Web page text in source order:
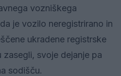
vozniškega
je vozilo neregistrirano in
ukradene registrske
svoje dejanje pa
sodišču.